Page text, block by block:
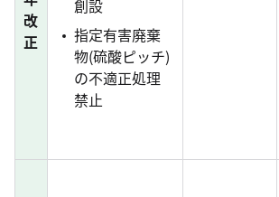
改
正
創設
指定有害廃棄
物(硫酸ピッチ)
の不適正処理
禁止